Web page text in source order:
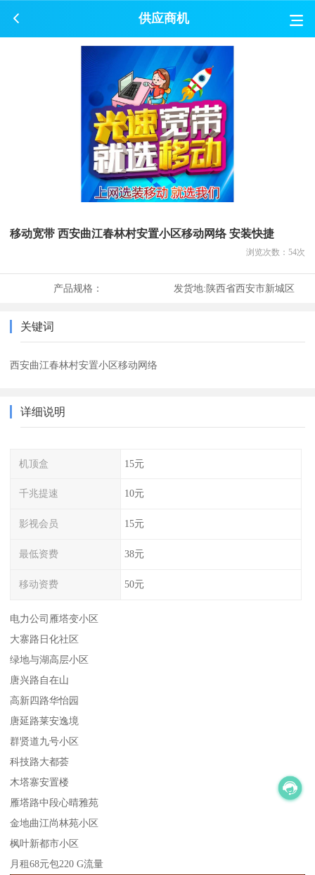
供应商机
移动宽带 西安曲江春林村安置小区移动网络 安装快捷
浏览次数： 54次
产品规格： 发货地:陕西省西安市新城区
关键词
西安曲江春林村安置小区移动网络
详细说明
机顶盒 15元
千兆提速 10元
影视会员 15元
最低资费 38元
移动资费 50元
电力公司雁塔变小区
大寨路日化社区
绿地与湖高层小区
唐兴路自在山
高新四路华怡园
唐延路莱安逸境
群贤道九号小区
科技路大都荟
木塔寨安置楼
雁塔路中段心晴雅苑
金地曲江尚林苑小区
枫叶新都市小区
月租68元包220 G流量